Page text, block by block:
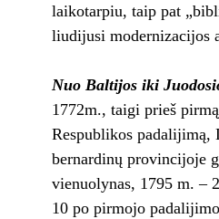
laikotarpiu, taip pat
liudijusi modernizacijos
Nuo Baltijos iki
1772m., taigi prieš
Respublikos padalijimą,
bernardinų provincijoje
vienuolynas, 1795 m. –
10 po pirmojo